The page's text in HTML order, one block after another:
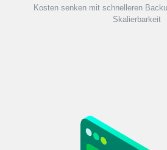
Kosten senken mit schnelleren
Skalierbarkeit